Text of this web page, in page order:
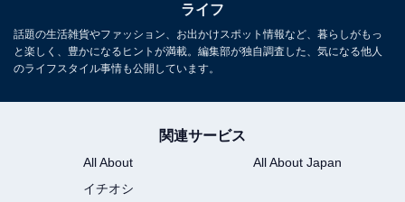
さらには「同僚が金を持ち逃げしたことです（40代・男
性）」「8年ほどパートで勤めていた会社の社長に正社
員にならないかと誘われました。『質問や言っておきた
いことは？』と聞かれたので、契約書が欲しいと私が言
ライフ
話題の生活雑貨やファッション、お出かけスポット情報など、暮らしがもっ
と楽しく、豊かになるヒントが満載。編集部が独自調査した、気になる他人
のライフスタイル事情も公開しています。
関連サービス
All About
All About Japan
イチオシ